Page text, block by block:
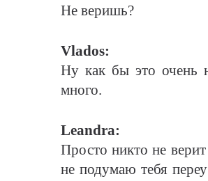
Не веришь?
Vlados:
Ну как бы это очень
много.
Leandra:
Просто никто не
не подумаю тебя